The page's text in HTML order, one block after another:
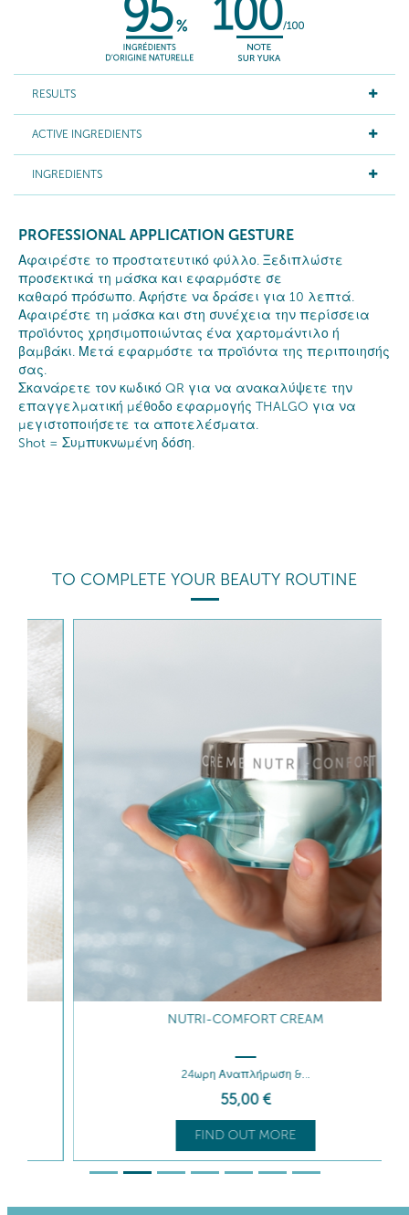
RESULTS
ACTIVE INGREDIENTS
INGREDIENTS
PROFESSIONAL APPLICATION GESTURE
Αφαιρέστε το προστατευτικό φύλλο. Ξεδιπλώστε
προσεκτικά τη μάσκα και εφαρμόστε σε
καθαρό πρόσωπο. Αφήστε να δράσει για 10 λεπτά.
Αφαιρέστε τη μάσκα και στη συνέχεια την περίσσεια
προϊόντος χρησιμοποιώντας ένα χαρτομάντιλο ή
βαμβάκι. Μετά εφαρμόστε τα προϊόντα της περιποιησής
σας.
Σκανάρετε τον κωδικό QR για να ανακαλύψετε την
επαγγελματική μέθοδο εφαρμογής THALGO για να
μεγιστοποιήσετε τα αποτελέσματα.
Shot = Συμπυκνωμένη δόση.
TO COMPLETE YOUR BEAUTY ROUTINE
NUTRI-COMFORT CREAM
24ωρη Αναπλήρωση &...
€
FIND OUT MORE